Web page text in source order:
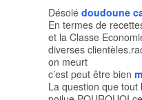
Désolé doudoune
En termes de
et la Classe
diverses
on meurt
c’est peut être bien
La question que tout